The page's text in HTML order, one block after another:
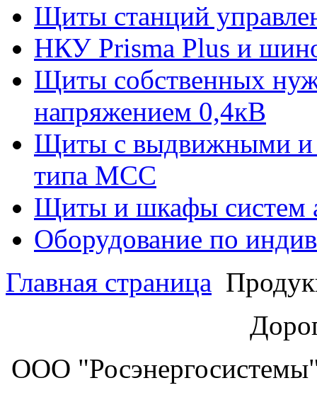
Щиты станций
НКУ Prisma Plus и
Щиты собственных
напряжением 0,4кВ
Щиты с выдвижными и
типа МСС
Щиты и шкафы систем
Оборудование по
Главная страница
ООО "Росэнергосистемы"